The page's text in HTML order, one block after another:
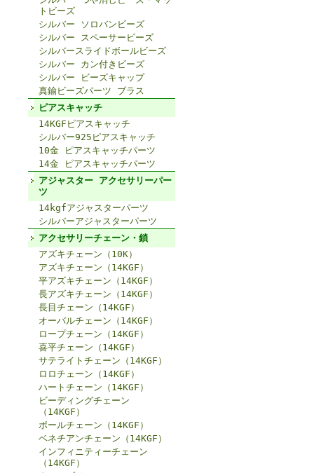
トビーズ
シルバー ソロバンビーズ
シルバー スペーサービーズ
シルバースライドボールビーズ
シルバー カン付きビーズ
シルバー ビーズキャップ
真鍮ビーズパーツ ブラス
ピアスキャッチ
14KGFピアスキャッチ
シルバー925ピアスキャッチ
10金 ピアスキャッチパーツ
14金 ピアスキャッチパーツ
アジャスター アクセサリーパー
ツ
14kgfアジャスターパーツ
シルバーアジャスターパーツ
アクセサリーチェーン・鎖
アズキチェーン（10K）
アズキチェーン（14KGF）
平アズキチェーン（14KGF）
長アズキチェーン（14KGF）
長目チェーン（14KGF）
オーバルチェーン（14KGF）
ロープチェーン（14KGF）
喜平チェーン（14KGF）
サテライトチェーン（14KGF）
ロロチェーン（14KGF）
ハートチェーン（14KGF）
ビーディングチェーン
（14KGF）
ボールチェーン（14KGF）
ベネチアンチェーン（14KGF）
インフィニティーチェーン
（14KGF）